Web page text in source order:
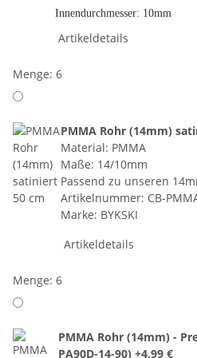
Innendurchmesser: 10mm
Artikeldetails
Menge: 6
PMMA Rohr (14mm)
Material: PMMA
Maße: 14/10mm
Passend zu unseren
Artikelnummer: CB-
Marke: BYKSKI
Artikeldetails
Menge: 6
PMMA Rohr (14mm) -
PA90D-14-90) +4,99 €